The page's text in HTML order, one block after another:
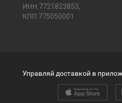
ИНН 7721823853,
КПП 775050001
Управляй доставкой в